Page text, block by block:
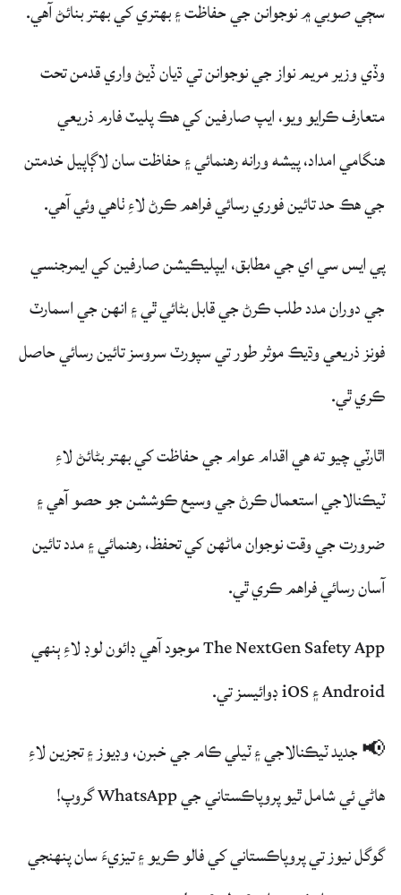
سڄي صوبي ۾ نوجوانن جي حفاظت ۽ بهتري کي بهتر بنائڻ آهي.
وڏي وزير مريم نواز جي نوجوانن تي ڌيان ڏيڻ واري قدمن تحت
متعارف ڪرايو ويو، ايپ صارفين کي هڪ پليٽ فارم ذريعي
هنگامي امداد، پيشه ورانه رهنمائي ۽ حفاظت سان لاڳاپيل خدمتن
جي هڪ حد تائين فوري رسائي فراهم ڪرڻ لاءِ ٺاهي وئي آهي.
پي ايس سي اي جي مطابق، ايپليڪيشن صارفين کي ايمرجنسي
جي دوران مدد طلب ڪرڻ جي قابل بڻائي ٿي ۽ انهن جي اسمارٽ
فونز ذريعي وڌيڪ موثر طور تي سپورٽ سروسز تائين رسائي حاصل
ڪري ٿي.
اٿارٽي چيو ته هي اقدام عوام جي حفاظت کي بهتر بڻائڻ لاءِ
ٽيڪنالاجي استعمال ڪرڻ جي وسيع ڪوششن جو حصو آهي ۽
ضرورت جي وقت نوجوان ماڻهن کي تحفظ، رهنمائي ۽ مدد تائين
آسان رسائي فراهم ڪري ٿي.
The NextGen Safety App موجود آهي ڊائون لوڊ لاءِ ٻنهي
Android ۽ iOS ڊوائيسز تي.
📢 جديد ٽيڪنالاجي ۽ ٽيلي ڪام جي خبرن، وڊيوز ۽ تجزين لاءِ
هاڻي ئي شامل ٿيو پروپاڪستاني جي WhatsApp گروپ!
گوگل نيوز تي پروپاڪستاني کي فالو ڪريو ۽ تيزيءَ سان پنهنجي